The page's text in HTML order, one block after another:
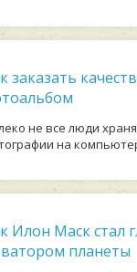
заказать
не все люди
на
Илон Маск стал
планеты